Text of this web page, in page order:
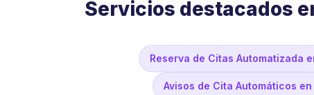
Servicios destacados
Reserva de Citas Automatizada
Avisos de Cita Automáticos